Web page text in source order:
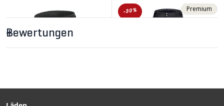
-30% Premium
Bewertungen